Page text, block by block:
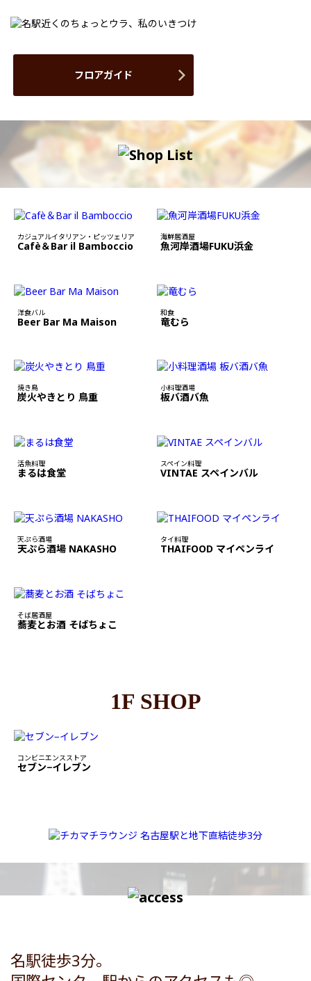
フロアガイド
カジュアルイタリアン・ピッツェリア
Cafè＆Bar il Bamboccio
海鮮居酒屋
魚河岸酒場FUKU浜金
洋食バル
Beer Bar Ma Maison
和食
竜むら
焼き鳥
炭火やきとり 鳥重
小料理酒場
板バ酒バ魚
活魚料理
まるは食堂
スペイン料理
VINTAE スペインバル
天ぷら酒場
天ぷら酒場 NAKASHO
タイ料理
THAIFOOD マイペンライ
そば居酒屋
蕎麦とお酒 そばちょこ
1F SHOP
コンビニエンスストア
セブン−イレブン
名駅徒歩3分。